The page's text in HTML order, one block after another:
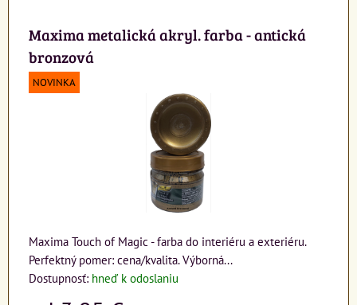
Maxima metalická akryl. farba - antická
bronzová
NOVINKA
Maxima Touch of Magic - farba do interiéru a exteriéru.
Perfektný pomer: cena/kvalita. Výborná...
Dostupnosť: hneď k odoslaniu